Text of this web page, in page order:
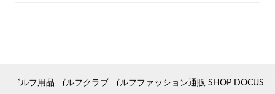
ゴルフ用品 ゴルフクラブ ゴルフファッション通販 SHOP DOCUS